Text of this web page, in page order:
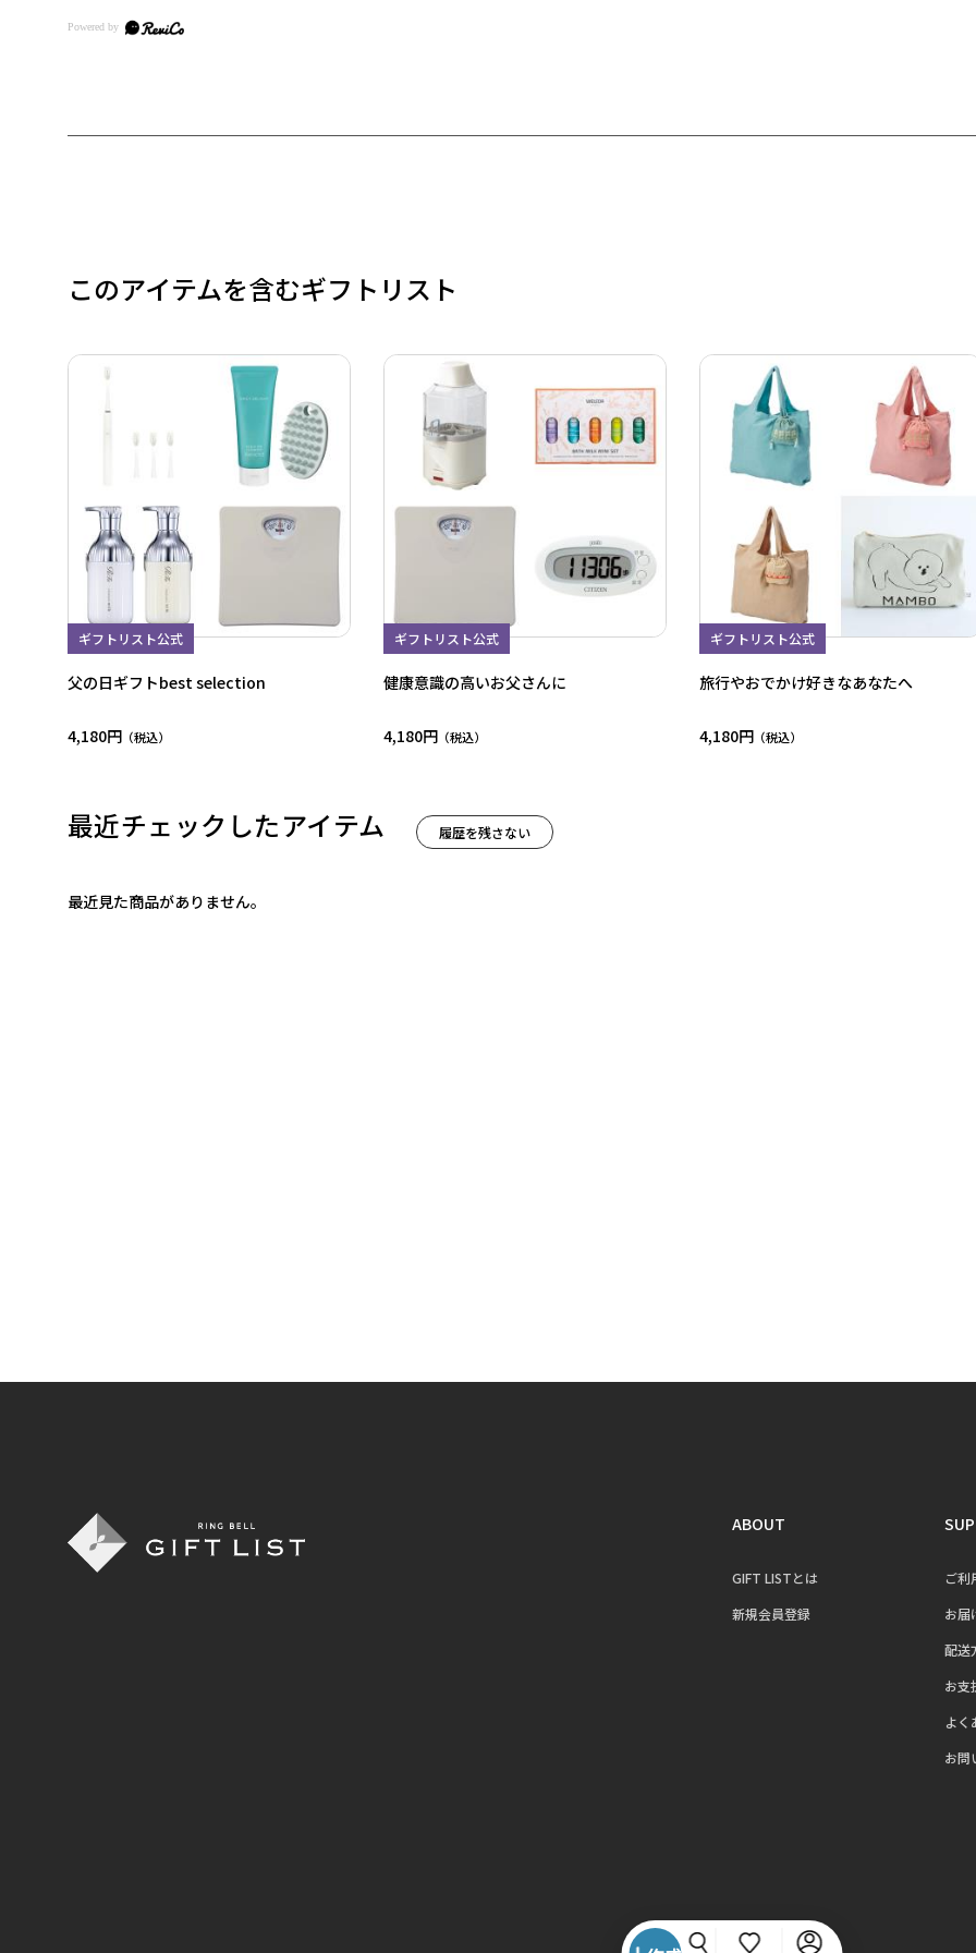
このアイテムを含むギフトリスト
ギフトリスト公式
父の日ギフトbest selection
4,180円
ギフトリスト公式
健康意識の高いお父さんに
4,180円
ギフトリスト公式
旅行やおでかけ好きなあなたへ
4,180円
最近チェックしたアイテム
最近見た商品がありません。
履歴を残さない
ABOUT
GIFT LISTとは
新規会員登録
ご利
お届
配送
お支
よく
お問